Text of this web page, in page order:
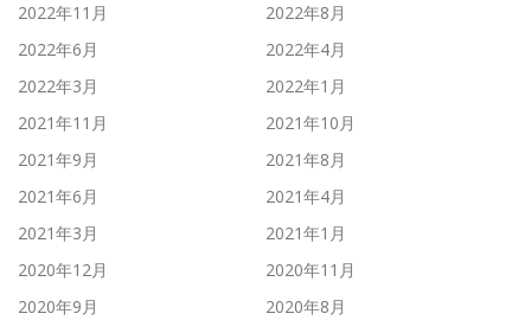
2022年11月
2022年8月
2022年6月
2022年4月
2022年3月
2022年1月
2021年11月
2021年10月
2021年9月
2021年8月
2021年6月
2021年4月
2021年3月
2021年1月
2020年12月
2020年11月
2020年9月
2020年8月